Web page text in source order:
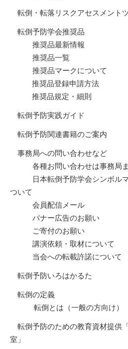
転倒・転落リスクアセスメント
転倒予防学会推奨品
推奨品最新情報
推奨品一覧
推奨品マークについて
推奨品登録申請方法
推奨品規定・細則
転倒予防実践ガイド
転倒予防関連書籍のご案内
事務局への問い合わせなど
各種お問い合わせは事務局
日本転倒予防学会シンボルマ
ついて
会員配信メール
バナー広告のお願い
ご寄付のお願い
講演依頼・取材について
当会への転載許諾について
転倒予防いろはかるた
転倒の定義
転倒とは（一般の方向け）
転倒予防のための教育資材提供
室」